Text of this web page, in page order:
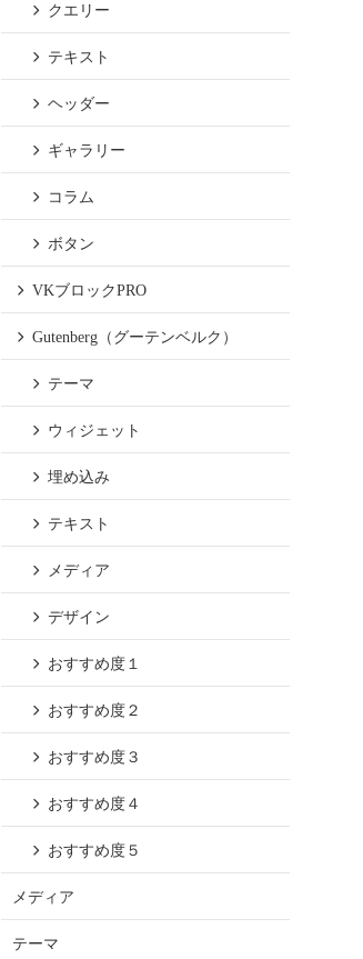
クエリー
テキスト
ヘッダー
ギャラリー
コラム
ボタン
VKブロックPRO
Gutenberg（グーテンベルク）
テーマ
ウィジェット
埋め込み
テキスト
メディア
デザイン
おすすめ度１
おすすめ度２
おすすめ度３
おすすめ度４
おすすめ度５
メディア
テーマ